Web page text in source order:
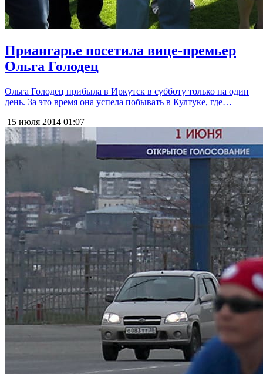
Приангарье посетила вице-премьер
Ольга Голодец
Ольга Голодец прибыла в Иркутск в субботу только на один
день. За это время она успела побывать в Култуке, где…
15 июля 2014 01:07